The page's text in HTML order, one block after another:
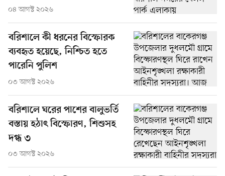
০৪ আগস্ট ২০২৬
বরিশালে কী ধরনের বিস্ফোরক
ব্যবহৃত হয়েছে, নিশ্চিত হতে
পারেনি পুলিশ
০৩ আগস্ট ২০২৬
বরিশালে ঘরের পাশের বালুভর্তি
বস্তায় হঠাৎ বিস্ফোরণ, শিশুসহ
দগ্ধ ৩
০৩ আগস্ট ২০২৬